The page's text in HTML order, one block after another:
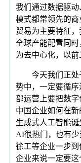
我们通过数据驱
模式都常领先的
贸易为主要特征
全球产能配置同
为去中心化，以前
今天我们正处
势中，一定要循
部运营上要把数
中国企业如何在新
生成式人工智能
AI很热门，也有少
徐工等企业一步
企业来说一定要